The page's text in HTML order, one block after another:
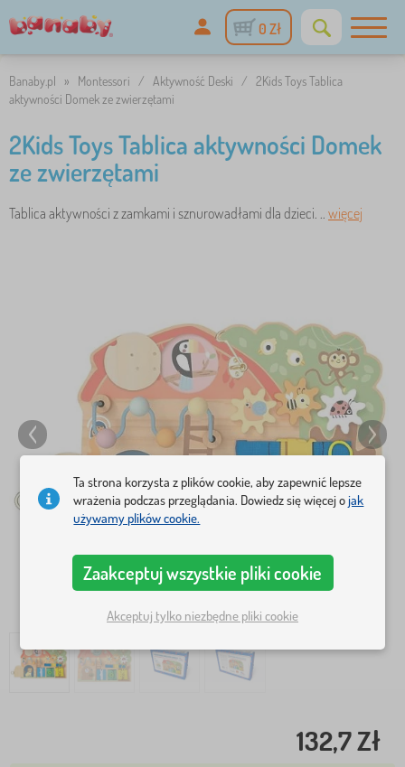
0 Zł
Banaby.pl » Montessori / Aktywność Deski / 2Kids Toys Tablica
aktywności Domek ze zwierzętami
2Kids Toys Tablica aktywności Domek
ze zwierzętami
Tablica aktywności z zamkami i sznurowadłami dla dzieci. .. więcej
132,7 Zł
Ta strona korzysta z plików cookie, aby zapewnić lepsze
wrażenia podczas przeglądania. Dowiedz się więcej ojak
używamy plików cookie.
Zaakceptuj wszystkie pliki cookie
Akceptuj tylko niezbędne pliki cookie